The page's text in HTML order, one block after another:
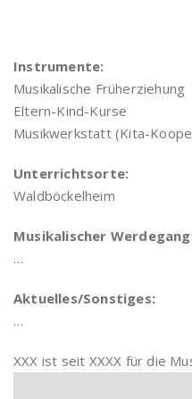
Instrumente:
Musikalische Früherziehung
Eltern-Kind-Kurse
Musikwerkstatt (Kita-
Unterrichtsorte:
Waldböckelheim
Musikalischer
…
Aktuelles/Sonstiges:
…
XXX ist seit XXXX für die